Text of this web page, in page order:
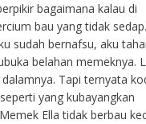
bagaimana kalau di
bau yang tidak
sudah bernafsu, aku
belahan memeknya.
Tapi ternyata
yang kubayangkan
Ella tidak berbau